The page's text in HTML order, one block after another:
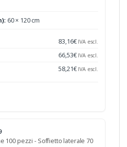
60 × 120 cm
83,16€ IVA escl.
66,53€ IVA escl.
58,21€ IVA escl.
100 pezzi - Soffietto laterale 70